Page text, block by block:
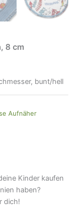
8 cm
bunt/hell
Aufnäher
Kinder kaufen
haben?
dich!